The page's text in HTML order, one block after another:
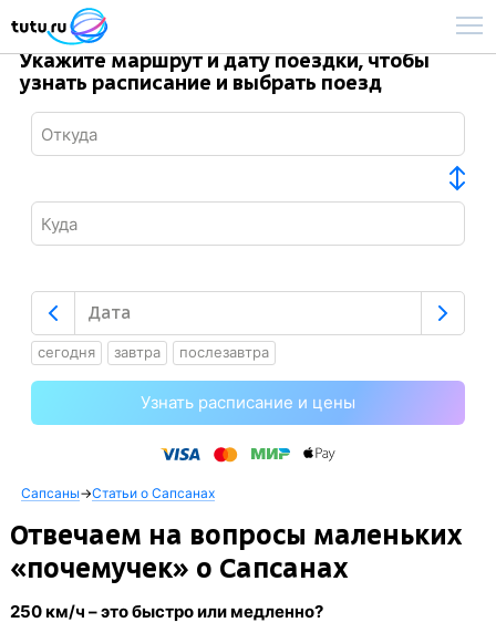
Укажите маршрут и дату поездки, чтобы
узнать расписание и выбрать поезд
сегодня завтра послезавтра
Узнать расписание и цены
Сапсаны→Статьи о Сапсанах
Отвечаем на вопросы маленьких
«почемучек» о Сапсанах
250 км/ч – это быстро или медленно?